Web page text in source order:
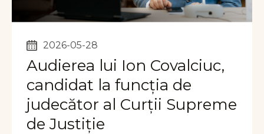
2026-05-28
Audierea lui Ion Covalciuc,
candidat la funcția de
judecător al Curții Supreme
de Justiție